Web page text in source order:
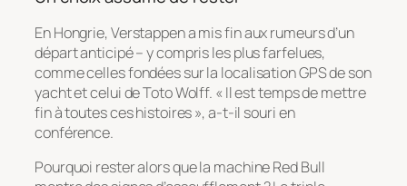
En Hongrie, Verstappen a mis fin aux rumeurs d’un
départ anticipé – y compris les plus farfelues,
comme celles fondées sur la localisation GPS de son
yacht et celui de Toto Wolff. « Il est temps de mettre
fin à toutes ces histoires », a-t-il souri en
conférence.
Pourquoi rester alors que la machine Red Bull